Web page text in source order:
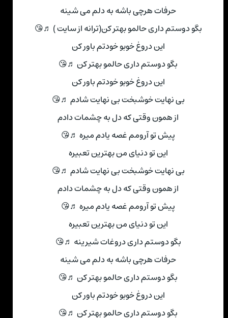
حرفات هرچی باشه به دلم می شینه
بگو دوستم داری حالمو بهتر کن(ترانه از سایت ) ♬😘
این دروغ خوبو خودتم باور کن
بگو دوستم داری حالمو بهتر کن ♬😘
این دروغ خوبو خودتم باور کن
بی نهایت خوشبخت بی نهایت شادم ♬😘
از همون وقتی که دل به چشمات دادم
پیش تو آرومم غصه یادم میره ♬😘
این تو دنیای من بهترین تعبیره
بی نهایت خوشبخت بی نهایت شادم ♬😘
از همون وقتی که دل به چشمات دادم
پیش تو آرومم غصه یادم میره ♬😘
این تو دنیای من بهترین تعبیره
بگو دوستم داری دروغات شیرینه ♬😘
حرفات هرچی باشه به دلم می شینه
بگو دوستم داری حالمو بهتر کن ♬😘
این دروغ خوبو خودتم باور کن
بگو دوستم داری حالمو بهتر کن ♬😘